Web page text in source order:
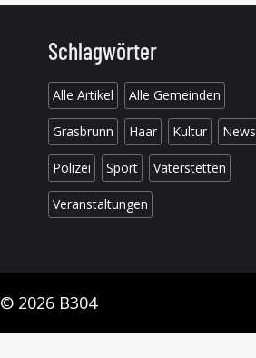
Schlagwörter
Alle Artikel Alle Gemeinden
Grasbrunn Haar Kultur News
Polizei Sport Vaterstetten
Veranstaltungen
© 2026 B304